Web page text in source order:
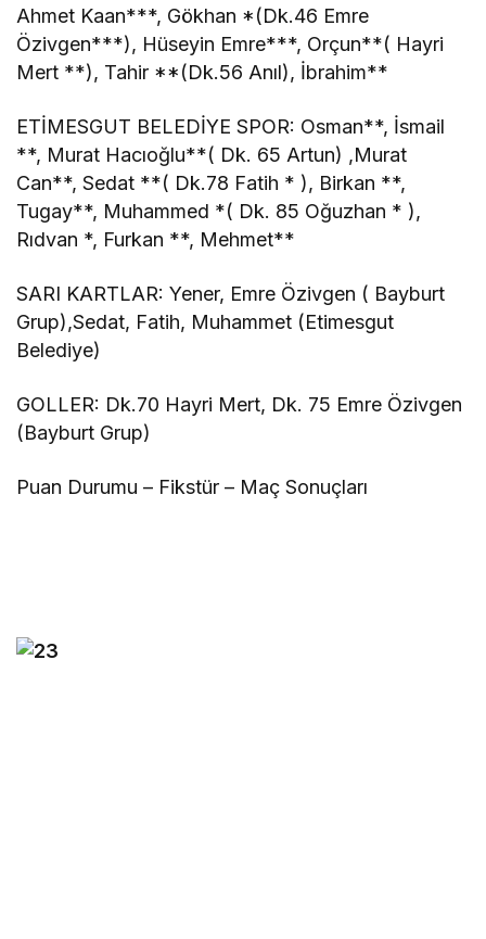
Ahmet Kaan***, Gökhan *(Dk.46 Emre
Özivgen***), Hüseyin Emre***, Orçun**( Hayri
Mert **), Tahir **(Dk.56 Anıl), İbrahim**
ETİMESGUT BELEDİYE SPOR: Osman**, İsmail
**, Murat Hacıoğlu**( Dk. 65 Artun) ,Murat
Can**, Sedat **( Dk.78 Fatih * ), Birkan **,
Tugay**, Muhammed *( Dk. 85 Oğuzhan * ),
Rıdvan *, Furkan **, Mehmet**
SARI KARTLAR: Yener, Emre Özivgen ( Bayburt
Grup),Sedat, Fatih, Muhammet (Etimesgut
Belediye)
GOLLER: Dk.70 Hayri Mert, Dk. 75 Emre Özivgen
(Bayburt Grup)
Puan Durumu – Fikstür – Maç Sonuçları